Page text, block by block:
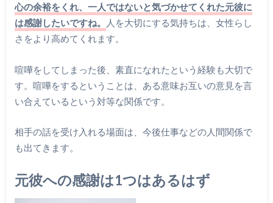
心の余裕をくれ、一人ではないと気づかせてくれた元彼に
は感謝したいですね。
人を大切にする気持ちは、女性らし
さをより高めてくれます。
喧嘩をしてしまった後、素直になれたという経験も大切で
す。喧嘩をするということは、ある意味お互いの意見を言
い合えているという対等な関係です。
相手の話を受け入れる場面は、今後仕事などの人間関係で
も出てきます。
元彼への感謝は1つはあるはず